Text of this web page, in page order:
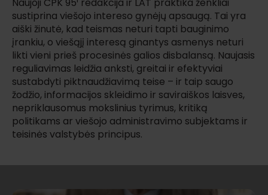
sustiprina viešojo intereso gynėjų apsaugą. Tai yra
aiški žinutė, kad teismas neturi tapti bauginimo
įrankiu, o viešąjį interesą ginantys asmenys neturi
likti vieni prieš procesinės galios disbalansą. Naujasis
reguliavimas leidžia anksti, greitai ir efektyviai
sustabdyti piktnaudžiavimą teise – ir taip saugo
žodžio, informacijos skleidimo ir saviraiškos laisves,
nepriklausomus mokslinius tyrimus, kritiką
politikams ar viešojo administravimo subjektams ir
teisinės valstybės principus.